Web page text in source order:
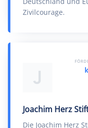
Zivilcourage.
J
Joachim Herz
Die Joachim Herz